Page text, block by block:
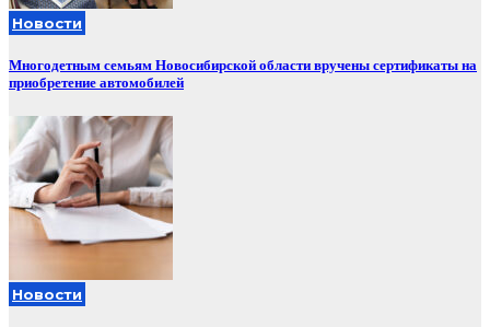
Новости
Многодетным семьям Новосибирской области вручены сертификаты на
приобретение автомобилей
Новости